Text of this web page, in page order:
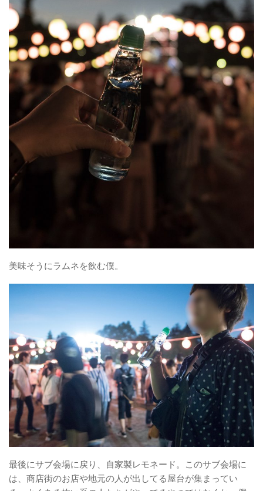
美味そうにラムネを飲む僕。
最後にサブ会場に戻り、自家製レモネード。このサブ会場に
は、商店街のお店や地元の人が出してる屋台が集まってい